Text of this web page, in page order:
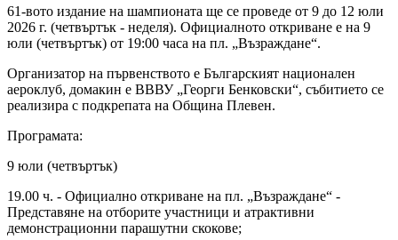
61-вото издание на шампионата ще се проведе от 9 до 12 юли
2026 г. (четвъртък - неделя). Официалното откриване е на 9
юли (четвъртък) от 19:00 часа на пл. „Възраждане“.
Организатор на първенството е Българският национален
аероклуб, домакин е ВВВУ „Георги Бенковски“, събитието се
реализира с подкрепата на Община Плевен.
Програмата:
9 юли (четвъртък)
19.00 ч. - Официално откриване на пл. „Възраждане“ -
Представяне на отборите участници и атрактивни
демонстрационни парашутни скокове;